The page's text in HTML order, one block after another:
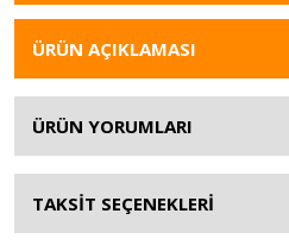
ÜRÜN AÇIKLAMASI
ÜRÜN YORUMLARI
TAKSİT SEÇENEKLERİ